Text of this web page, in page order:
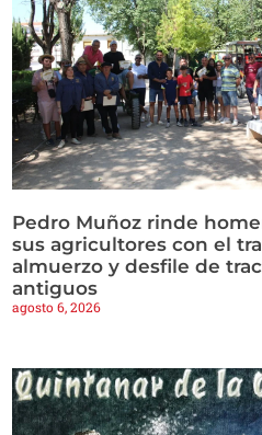
Pedro Muñoz rinde
sus agricultores con el
almuerzo y desfile de
antiguos
agosto 6, 2026